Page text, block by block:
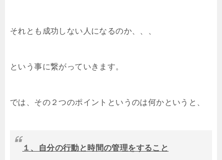
それとも成功しない人になるのか、、、
という事に繋がっていきます。
では、その２つのポイントというのは何かというと、
１、自分の行動と時間の管理をすること